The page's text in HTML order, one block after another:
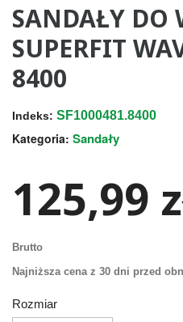
SANDAŁY DO
SUPERFIT
8400
Indeks: SF1000481.8400
Kategoria: Sandały
125,99
Brutto
Najniższa cena z 30 dni przed
Rozmiar